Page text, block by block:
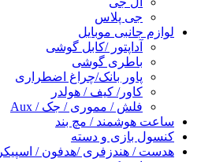
جی پلاس
لوازم جانبی موبایل
آداپتور /کابل گوشی
باطری گوشی
پاور بانک/چراغ اضطراری
کاور/ کیف / هولدر
فلش / مموری / جک / Aux
ساعت هوشمند / مچ بند
کنسول بازی و دسته
هدست / هندزفری /هدفون / اسپیکر